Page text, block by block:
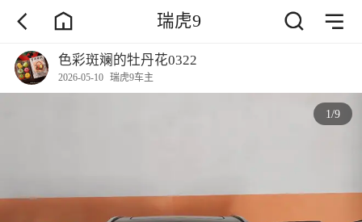
瑞虎9
色彩斑斓的牡丹花0322
2026-05-10 瑞虎9车主
1/9